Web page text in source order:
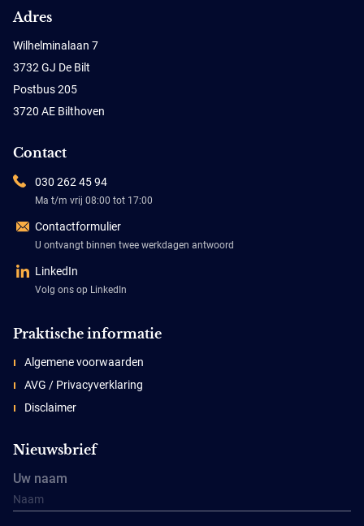
Adres
Wilhelminalaan 7
3732 GJ De Bilt
Postbus 205
3720 AE Bilthoven
Contact
030 262 45 94
Ma t/m vrij 08:00 tot 17:00
Contactformulier
U ontvangt binnen twee werkdagen antwoord
LinkedIn
Volg ons op LinkedIn
Praktische informatie
Algemene voorwaarden
AVG / Privacyverklaring
Disclaimer
Nieuwsbrief
Uw naam